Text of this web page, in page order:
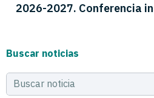
2026-2027. Conferencia
Buscar noticias